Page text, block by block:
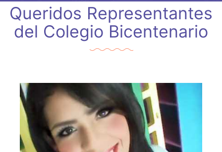
Queridos Representantes
del Colegio Bicentenario